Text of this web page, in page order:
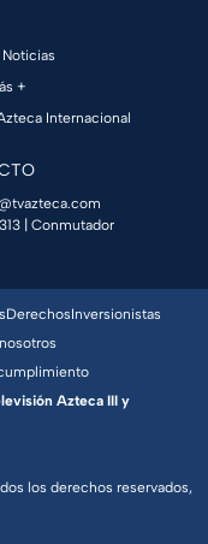
Noticias
+
Internacional
| Conmutador
los derechos reservados,
DerechosInversionistas
Azteca III y